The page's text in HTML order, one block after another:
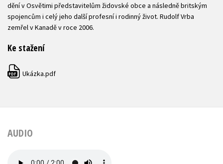
dění v Osvětimi představitelům židovské obce a následně britským
spojencům i celý jeho další profesní i rodinný život. Rudolf Vrba
zemřel v Kanadě v roce 2006.
Ke stažení
PDF Ukázka.pdf
AUDIO